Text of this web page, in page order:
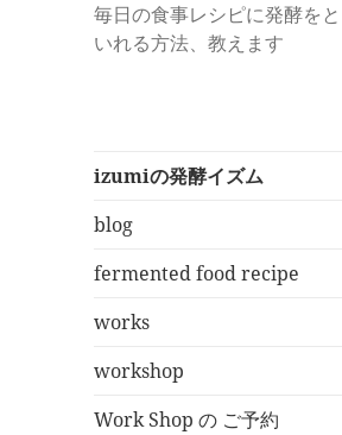
毎日の食事レシピに発酵をと
いれる方法、教えます
izumiの発酵イズム
blog
fermented food recipe
works
workshop
Work Shop の ご予約